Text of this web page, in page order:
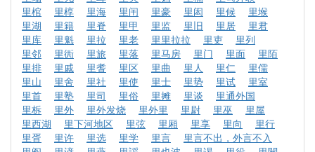
里棺
里椁 里海 里闬 里豪 里闳 里候
里堠
里湖
里籍 里脊 里甲 里监 里旧 里居
里君
里库
里魁 里拉 里老 里里拉拉 里吏
里列
里邻
里衖 里旅 里落 里马房 里门 里面
里陌
里排
里戚 里耆 里区 里曲 里人 里仁
里儒
里山
里舍 里社 里使 里士 里势 里试
里室
里首
里塾 里司 里俗 里摊 里谈
里通外国
里柝
里外 里外发烧 里外里 里尉 里巫
里屋
里西湖
里下河地区 里弦 里厢 里享 里向
里行
里胥
里许 里选 里学 里言
里言不出，外言不入